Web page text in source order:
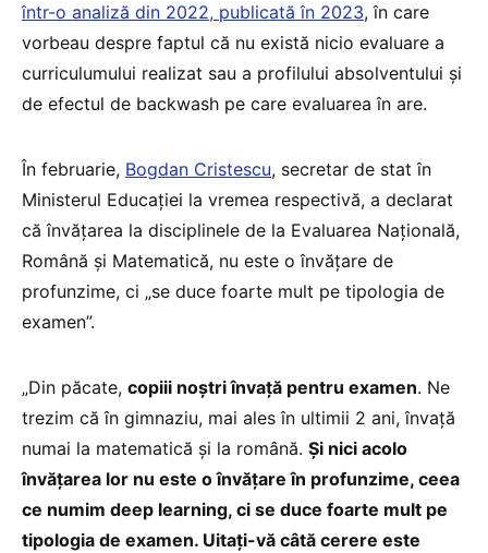
într-o analiză din 2022, publicată în 2023, în care
vorbeau despre faptul că nu există nicio evaluare a
curriculumului realizat sau a profilului absolventului și
de efectul de backwash pe care evaluarea în are.
În februarie, Bogdan Cristescu, secretar de stat în
Ministerul Educației la vremea respectivă, a declarat
că învățarea la disciplinele de la Evaluarea Națională,
Română și Matematică, nu este o învățare de
profunzime, ci „se duce foarte mult pe tipologia de
examen”.
„Din păcate, copiii noștri învață pentru examen. Ne
trezim că în gimnaziu, mai ales în ultimii 2 ani, învață
numai la matematică și la română. Și nici acolo
învățarea lor nu este o învățare în profunzime, ceea
ce numim deep learning, ci se duce foarte mult pe
tipologia de examen. Uitați-vă câtă cerere este